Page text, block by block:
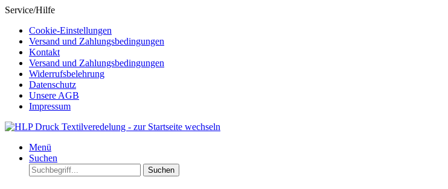
Service/Hilfe
Cookie-Einstellungen
Versand und Zahlungsbedingungen
Kontakt
Versand und Zahlungsbedingungen
Widerrufsbelehrung
Datenschutz
Unsere AGB
Impressum
Menü
Suchen
Suchen